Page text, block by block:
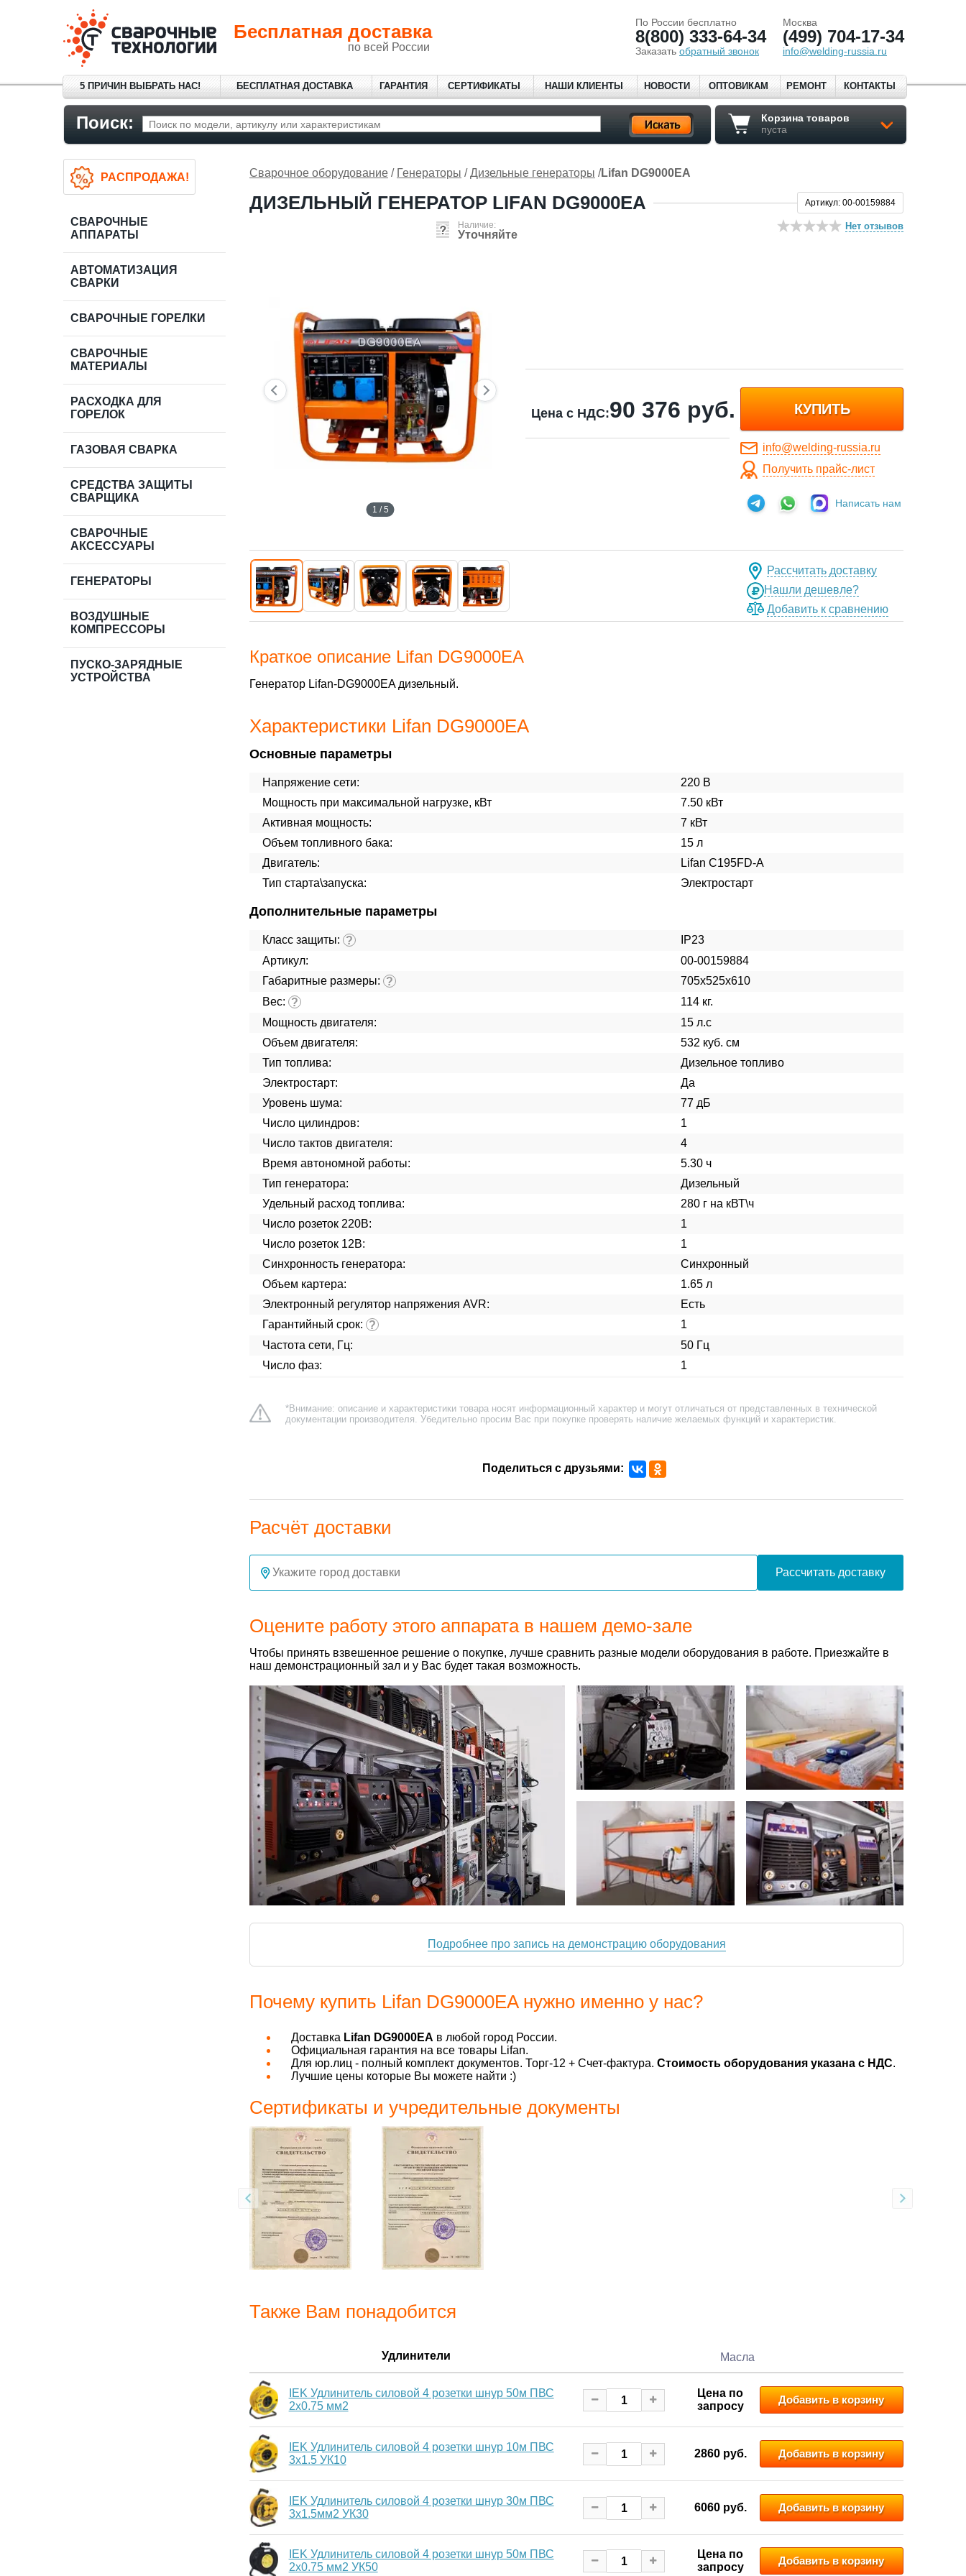
Бесплатная доставка
по всей России
По России бесплатно
8(800) 333-64-34
Заказать обратный звонок
Москва
(499) 704-17-34
info@welding-russia.ru
5 ПРИЧИН ВЫБРАТЬ НАС! БЕСПЛАТНАЯ ДОСТАВКА ГАРАНТИЯ СЕРТИФИКАТЫ НАШИ КЛИЕНТЫ НОВОСТИ ОПТОВИКАМ РЕМОНТ КОНТАКТЫ
Поиск:
Корзина товаров
пуста
Сварочное оборудование / Генераторы / Дизельные генераторы /Lifan DG9000EA
ДИЗЕЛЬНЫЙ ГЕНЕРАТОР LIFAN DG9000EA
Нет отзывов
Артикул: 00-00159884
Наличие:
Уточняйте
1 / 5
Цена с НДС:90 376 руб. КУПИТЬ
info@welding-russia.ru
Получить прайс-лист
Написать нам
Рассчитать доставку
Нашли дешевле?
Добавить к сравнению
Краткое описание Lifan DG9000EA
Генератор Lifan-DG9000EA дизельный.
Характеристики Lifan DG9000EA
Основные параметры
Напряжение сети:
220 В
Мощность при максимальной нагрузке, кВт
7.50 кВт
Активная мощность:
7 кВт
Объем топливного бака:
15 л
Двигатель:
Lifan C195FD-A
Тип старта\запуска:
Электростарт
Дополнительные параметры
Класс защиты: ?
IP23
Артикул:
00-00159884
Габаритные размеры: ?
705х525х610
Вес: ?
114 кг.
Мощность двигателя:
15 л.с
Объем двигателя:
532 куб. см
Тип топлива:
Дизельное топливо
Электростарт:
Да
Уровень шума:
77 дБ
Число цилиндров:
1
Число тактов двигателя:
4
Время автономной работы:
5.30 ч
Тип генератора:
Дизельный
Удельный расход топлива:
280 г на кВТ\ч
Число розеток 220В:
1
Число розеток 12В:
1
Синхронность генератора:
Синхронный
Объем картера:
1.65 л
Электронный регулятор напряжения AVR:
Есть
Гарантийный срок: ?
1
Частота сети, Гц:
50 Гц
Число фаз:
1
*Внимание: описание и характеристики товара носят информационный характер и могут отличаться от представленных в технической
документации производителя. Убедительно просим Вас при покупке проверять наличие желаемых функций и характеристик.
Поделиться с друзьями:
Расчёт доставки
Рассчитать доставку
Оцените работу этого аппарата в нашем демо-зале
Чтобы принять взвешенное решение о покупке, лучше сравнить разные модели оборудования в работе. Приезжайте в
наш демонстрационный зал и у Вас будет такая возможность.
Подробнее про запись на демонстрацию оборудования
Почему купить Lifan DG9000EA нужно именно у нас?
Доставка Lifan DG9000EA в любой город России.
Официальная гарантия на все товары Lifan.
Для юр.лиц - полный комплект документов. Торг-12 + Счет-фактура. Стоимость оборудования указана с НДС.
Лучшие цены которые Вы можете найти :)
Сертификаты и учредительные документы
Также Вам понадобится
Удлинители Масла
IEK Удлинитель силовой 4 розетки шнур 50м ПВС
2х0.75 мм2
Цена по
запросу
Добавить в корзину
IEK Удлинитель силовой 4 розетки шнур 10м ПВС
3x1.5 УК10
2860 руб. Добавить в корзину
IEK Удлинитель силовой 4 розетки шнур 30м ПВС
3х1.5мм2 УК30
6060 руб. Добавить в корзину
IEK Удлинитель силовой 4 розетки шнур 50м ПВС
2х0.75 мм2 УК50
Цена по
запросу
Добавить в корзину
РАСПРОДАЖА!
СВАРОЧНЫЕ
АППАРАТЫ
АВТОМАТИЗАЦИЯ
СВАРКИ
СВАРОЧНЫЕ ГОРЕЛКИ
СВАРОЧНЫЕ
МАТЕРИАЛЫ
РАСХОДКА ДЛЯ
ГОРЕЛОК
ГАЗОВАЯ СВАРКА
СРЕДСТВА ЗАЩИТЫ
СВАРЩИКА
СВАРОЧНЫЕ
АКСЕССУАРЫ
ГЕНЕРАТОРЫ
ВОЗДУШНЫЕ
КОМПРЕССОРЫ
ПУСКО-ЗАРЯДНЫЕ
УСТРОЙСТВА